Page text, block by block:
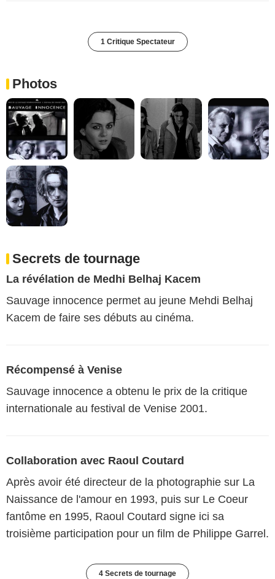
1 Critique Spectateur
Photos
Secrets de tournage
La révélation de Medhi Belhaj Kacem
Sauvage innocence permet au jeune Mehdi Belhaj
Kacem de faire ses débuts au cinéma.
Récompensé à Venise
Sauvage innocence a obtenu le prix de la critique
internationale au festival de Venise 2001.
Collaboration avec Raoul Coutard
Après avoir été directeur de la photographie sur La
Naissance de l'amour en 1993, puis sur Le Coeur
fantôme en 1995, Raoul Coutard signe ici sa
troisième participation pour un film de Philippe Garrel.
4 Secrets de tournage